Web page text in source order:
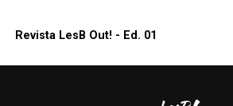
Revista LesB Out! - Ed. 01